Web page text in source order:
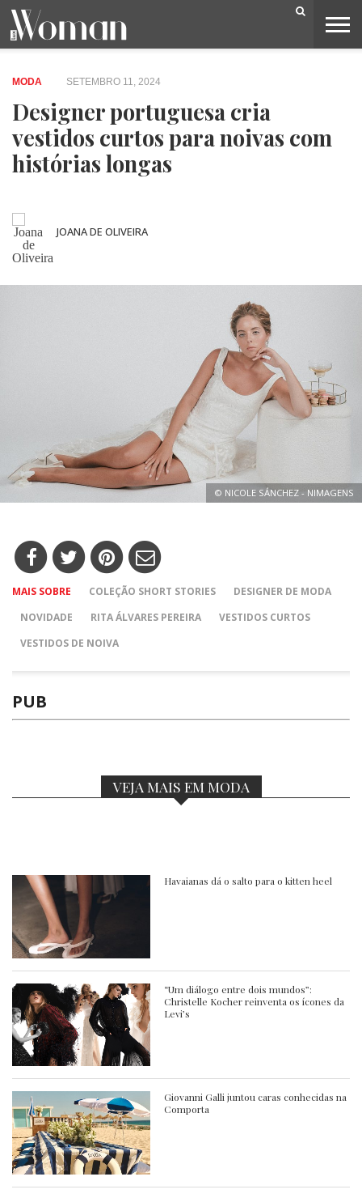
BELEZA
CAPA
LIFESTYLE
MODA
OPINIÃO
PESSOAS
SOCIEDADE
VIDEOS
MODA SETEMBRO 11, 2024
Designer portuguesa cria
vestidos curtos para noivas com
histórias longas
JOANA DE OLIVEIRA
© NICOLE SÁNCHEZ - NIMAGENS
MAIS SOBRE COLEÇÃO SHORT STORIES
DESIGNER DE MODA
NOVIDADE
RITA ÁLVARES PEREIRA
VESTIDOS CURTOS
VESTIDOS DE NOIVA
PUB
VEJA MAIS EM MODA
Havaianas dá o salto para o kitten heel
“Um diálogo entre dois mundos”:
Christelle Kocher reinventa os ícones da
Levi’s
Giovanni Galli juntou caras conhecidas na
Comporta